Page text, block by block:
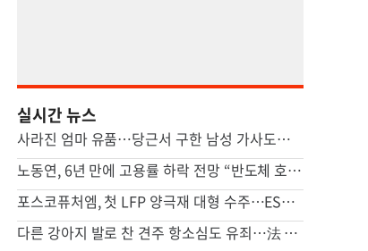
실시간 뉴스
사라진 엄마 유품…당근서 구한 남성 가사도우미가 범인이었다
노동연, 6년 만에 고용률 하락 전망 “반도체 호황, 고용 파급 적어”
포스코퓨처엠, 첫 LFP 양극재 대형 수주…ESS 공략 본격화
다른 강아지 발로 찬 견주 항소심도 유죄…法 “날아갈 정도로 세게 차”